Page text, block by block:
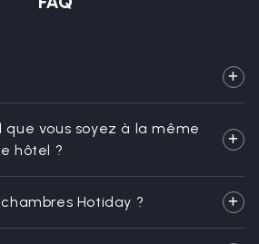
vous soyez à la même
hôtel ?
Hotiday ?